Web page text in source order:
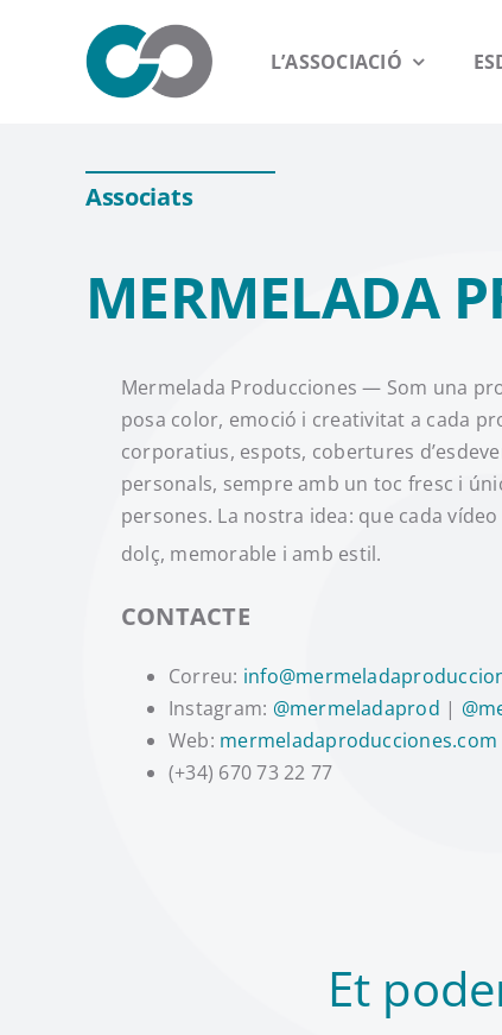
contenido
L’ASSOCIACIÓ
Associats
MERMELADA
Mermelada Producciones — Som una
posa color, emoció i creativitat a cada
corporatius, espots, cobertures
personals, sempre amb un toc fresc i
persones. La nostra idea: que cada
dolç, memorable i amb estil.
CONTACTE
Correu:
Instagram: @mermeladaprod |
Web: mermeladaproducciones.com
(+34) 670 73 22 77
Et